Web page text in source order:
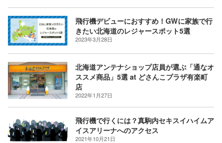
飛行機デビューにおすすめ！GWに家族で行
きたい北海道のレジャースポット5選
2023年3月28日
北海道アンテナショップ店員が選ぶ「通なオ
ススメ商品」5選 at どさんこプラザ有楽町
店
2022年1月27日
飛行機で行くには？真駒内セキスイハイムア
イスアリーナへのアクセス
2021年10月21日